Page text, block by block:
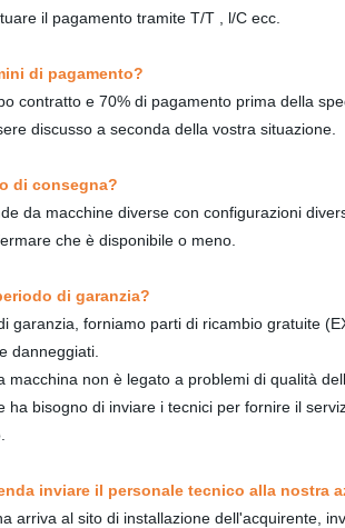
il pagamento tramite T/T , l/C ecc.
di pagamento?
contratto e 70% di pagamento prima della
discusso a seconda della vostra situazione.
di consegna?
da macchine diverse con configurazioni
che è disponibile o meno.
di garanzia?
garanzia, forniamo parti di ricambio gratuite
danneggiati.
macchina non è legato a problemi di qualità
ha bisogno di inviare i tecnici per fornire il
inviare il personale tecnico alla nostra
arriva al sito di installazione dell'acquirente,